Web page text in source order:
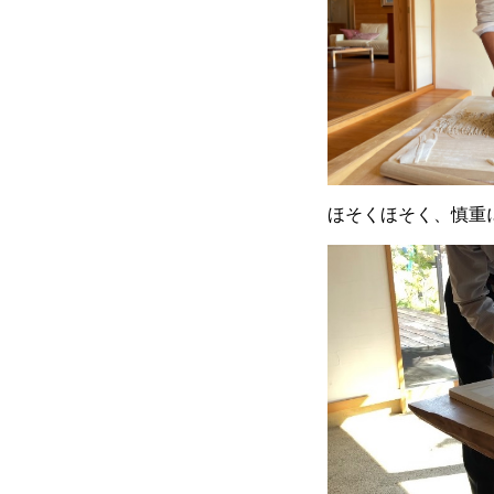
ほそくほそく、慎重